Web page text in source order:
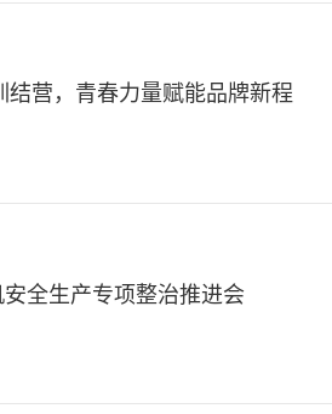
营，青春力量赋能品牌新程
全生产专项整治推进会